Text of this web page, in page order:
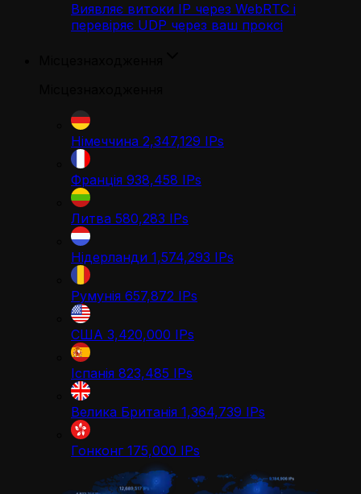
Виявляє витоки IP через WebRTC і
перевіряє UDP через ваш проксі
Німеччина 2,347,129 IPs
Франція 938,458 IPs
Литва 580,283 IPs
Нідерланди 1,574,293 IPs
Румунія 657,872 IPs
США 3,420,000 IPs
Іспанія 823,485 IPs
Велика Британія 1,364,739 IPs
Гонконг 175,000 IPs